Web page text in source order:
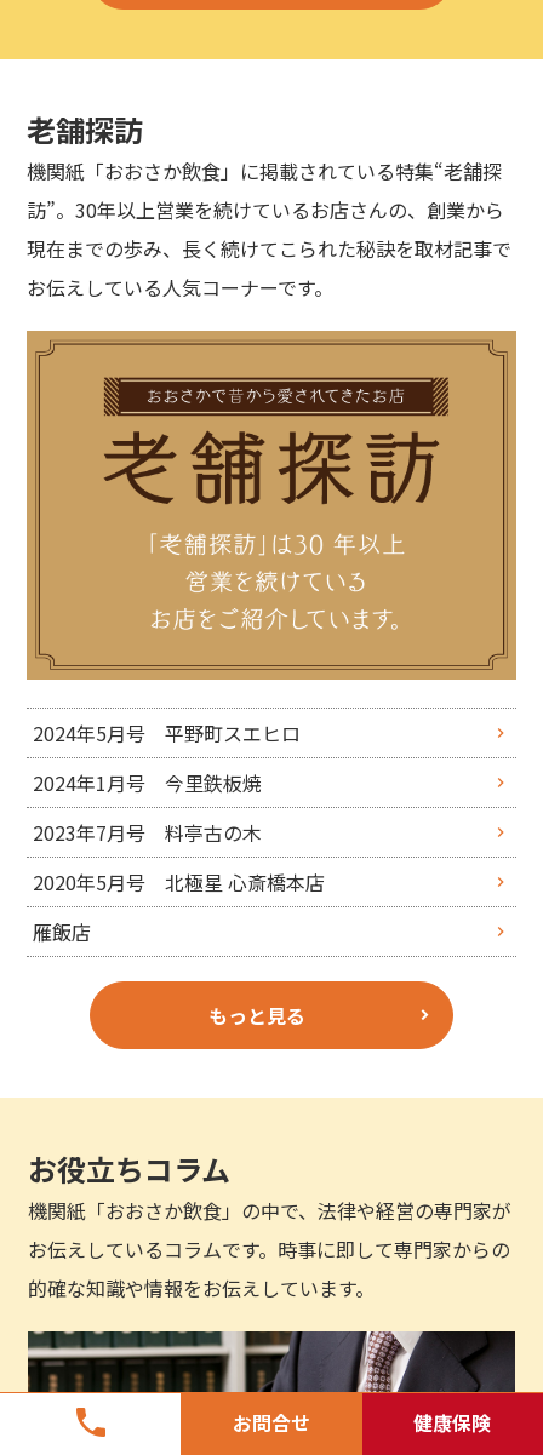
phone お問合せ 健康保険
老舗探訪
機関紙「おおさか飲食」に掲載されている特集“老舗探
訪”。30年以上営業を続けているお店さんの、創業から
現在までの歩み、長く続けてこられた秘訣を取材記事で
お伝えしている人気コーナーです。
2024年5月号 平野町スエヒロ
2024年1月号 今里鉄板焼
2023年7月号 料亭古の木
2020年5月号 北極星 心斎橋本店
雁飯店
もっと見る
お役立ちコラム
機関紙「おおさか飲食」の中で、法律や経営の専門家が
お伝えしているコラムです。時事に即して専門家からの
的確な知識や情報をお伝えしています。